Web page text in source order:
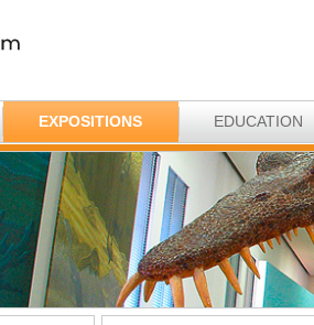
EXPOSITIONS EDUCATION